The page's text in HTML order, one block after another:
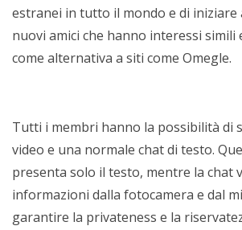
estranei in tutto il mondo e di iniziare
nuovi amici che hanno interessi simili
come alternativa a siti come Omegle.
Tutti i membri hanno la possibilità di
video e una normale chat di testo.
presenta solo il testo, mentre la chat
informazioni dalla fotocamera e dal
garantire la privateness e la